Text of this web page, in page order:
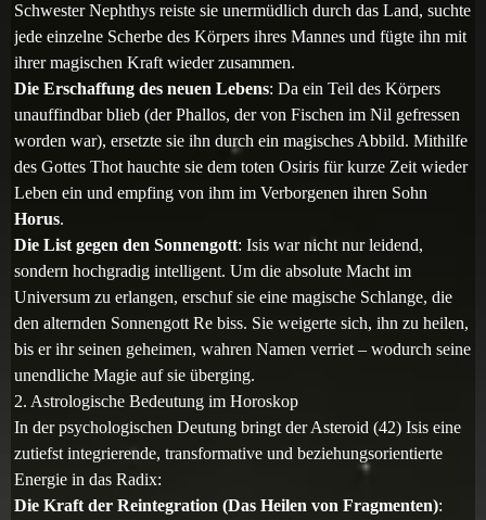
Schwester Nephthys reiste sie unermüdlich durch das Land, suchte
jede einzelne Scherbe des Körpers ihres Mannes und fügte ihn mit
ihrer magischen Kraft wieder zusammen.
Die Erschaffung des neuen Lebens: Da ein Teil des Körpers
unauffindbar blieb (der Phallos, der von Fischen im Nil gefressen
worden war), ersetzte sie ihn durch ein magisches Abbild. Mithilfe
des Gottes Thot hauchte sie dem toten Osiris für kurze Zeit wieder
Leben ein und empfing von ihm im Verborgenen ihren Sohn
Horus.
Die List gegen den Sonnengott: Isis war nicht nur leidend,
sondern hochgradig intelligent. Um die absolute Macht im
Universum zu erlangen, erschuf sie eine magische Schlange, die
den alternden Sonnengott Re biss. Sie weigerte sich, ihn zu heilen,
bis er ihr seinen geheimen, wahren Namen verriet – wodurch seine
unendliche Magie auf sie überging.
2. Astrologische Bedeutung im Horoskop
In der psychologischen Deutung bringt der Asteroid (42) Isis eine
zutiefst integrierende, transformative und beziehungsorientierte
Energie in das Radix:
Die Kraft der Reintegration (Das Heilen von Fragmenten):